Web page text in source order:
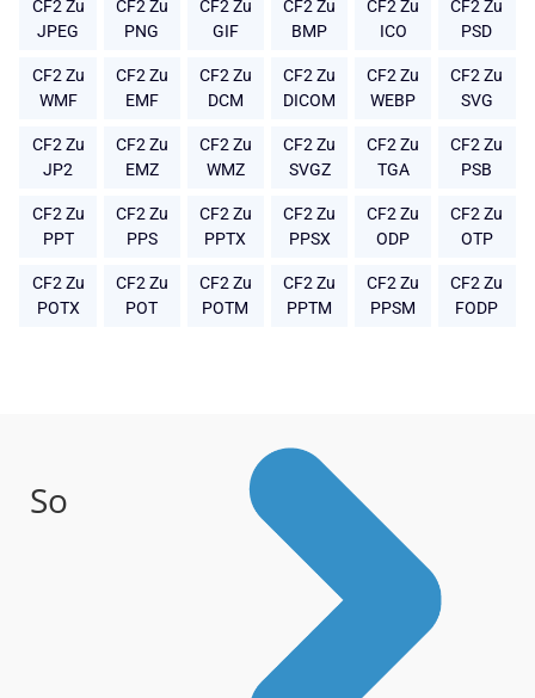
CF2 Zu
JPEG
CF2 Zu
PNG
CF2 Zu
GIF
CF2 Zu
BMP
CF2 Zu
ICO
CF2 Zu
PSD
CF2 Zu
WMF
CF2 Zu
EMF
CF2 Zu
DCM
CF2 Zu
DICOM
CF2 Zu
WEBP
CF2 Zu
SVG
CF2 Zu
JP2
CF2 Zu
EMZ
CF2 Zu
WMZ
CF2 Zu
SVGZ
CF2 Zu
TGA
CF2 Zu
PSB
CF2 Zu
PPT
CF2 Zu
PPS
CF2 Zu
PPTX
CF2 Zu
PPSX
CF2 Zu
ODP
CF2 Zu
OTP
CF2 Zu
POTX
CF2 Zu
POT
CF2 Zu
POTM
CF2 Zu
PPTM
CF2 Zu
PPSM
CF2 Zu
FODP
So